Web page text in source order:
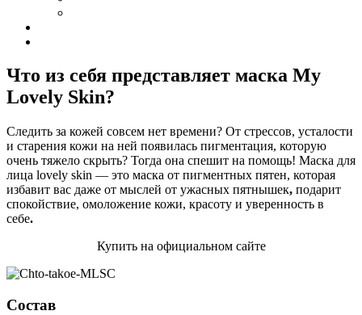
Что из себя представляет маска My
Lovely Skin?
Следить за кожей совсем нет времени? От стрессов, усталости
и старения кожи на ней появилась пигментация, которую
очень тяжело скрыть? Тогда она спешит на помощь! Маска для
лица lovely skin — это маска от пигментных пятен, которая
избавит вас даже от мыслей от ужасных пятнышек, подарит
спокойствие, омоложение кожи, красоту и уверенность в
себе.
Купить на официальном сайте
Состав